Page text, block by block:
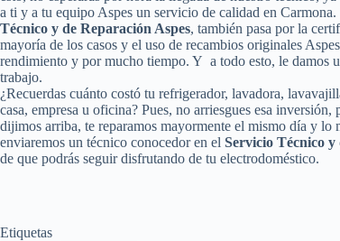
a ti y a tu equipo Aspes un servicio de calidad en
Técnico y de Reparación Aspes, también pasa por la
mayoría de los casos y el uso de recambios originales
rendimiento y por mucho tiempo. Y a todo esto, le damos
trabajo.
¿Recuerdas cuánto costó tu refrigerador, lavadora,
casa, empresa u oficina? Pues, no arriesgues esa
dijimos arriba, te reparamos mayormente el mismo día y
enviaremos un técnico conocedor en el Servicio Técnico y
de que podrás seguir disfrutando de tu electrodoméstico.
Etiquetas